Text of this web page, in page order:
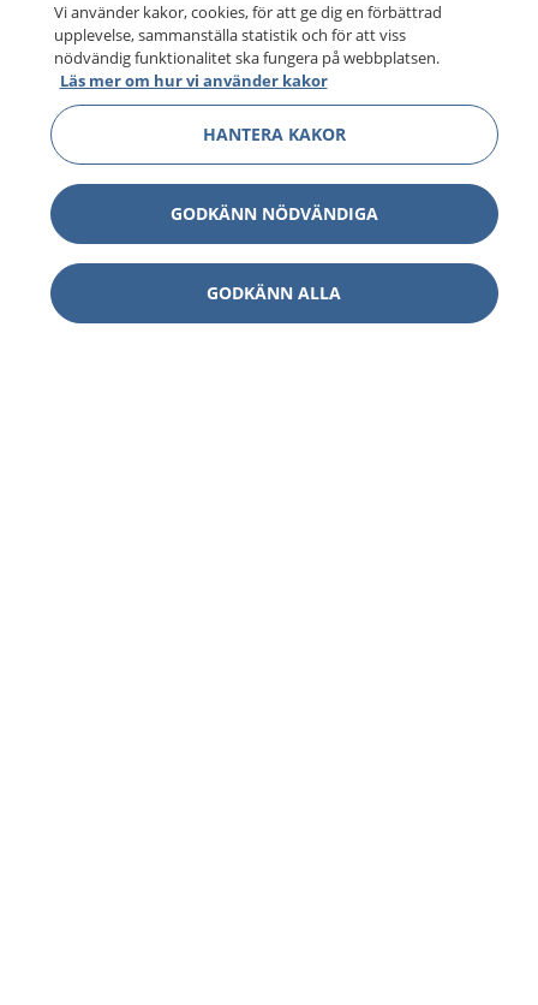
Vi använder kakor, cookies, för att ge dig en förbättrad
upplevelse, sammanställa statistik och för att viss
nödvändig funktionalitet ska fungera på webbplatsen.
Läs mer om hur vi använder kakor
HANTERA KAKOR
GODKÄNN NÖDVÄNDIGA
GODKÄNN ALLA